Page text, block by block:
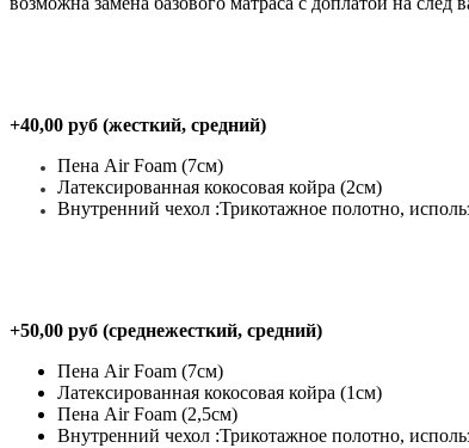
+40,00 руб (жесткий, средний)
Пена Air Foam (7см)
Латексированная кокосовая койра (2см)
Внутренний чехол :Трикотажное полотно,
+50,00 руб (среднежесткий, средний)
Пена Air Foam (7см)
Латексированная кокосовая койра (1см)
Пена Air Foam (2,5см)
Внутренний чехол :Трикотажное полотно,